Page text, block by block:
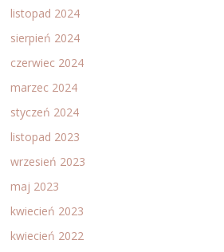
listopad 2024
sierpień 2024
czerwiec 2024
marzec 2024
styczeń 2024
listopad 2023
wrzesień 2023
maj 2023
kwiecień 2023
kwiecień 2022